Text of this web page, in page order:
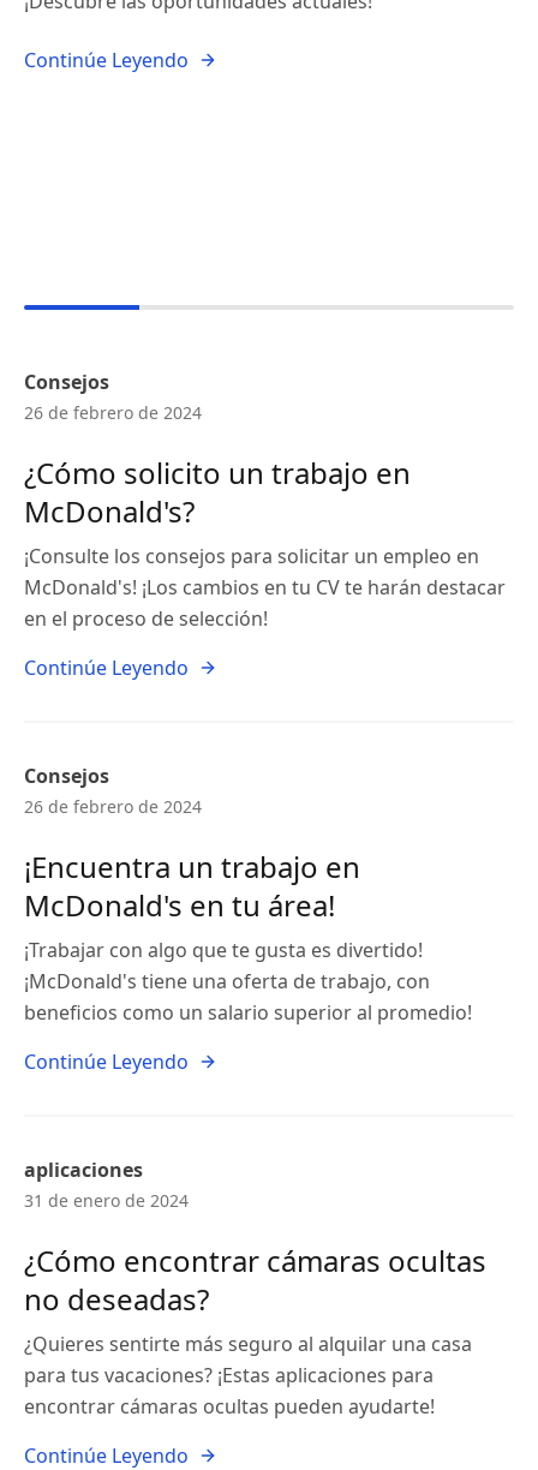
Continúe Leyendo
Consejos
26 de febrero de 2024
¿Cómo solicito un trabajo en
McDonald's?
¡Consulte los consejos para solicitar un empleo en
McDonald's! ¡Los cambios en tu CV te harán destacar
en el proceso de selección!
Continúe Leyendo
Consejos
26 de febrero de 2024
¡Encuentra un trabajo en
McDonald's en tu área!
¡Trabajar con algo que te gusta es divertido!
¡McDonald's tiene una oferta de trabajo, con
beneficios como un salario superior al promedio!
Continúe Leyendo
aplicaciones
31 de enero de 2024
¿Cómo encontrar cámaras ocultas
no deseadas?
¿Quieres sentirte más seguro al alquilar una casa
para tus vacaciones? ¡Estas aplicaciones para
encontrar cámaras ocultas pueden ayudarte!
Continúe Leyendo